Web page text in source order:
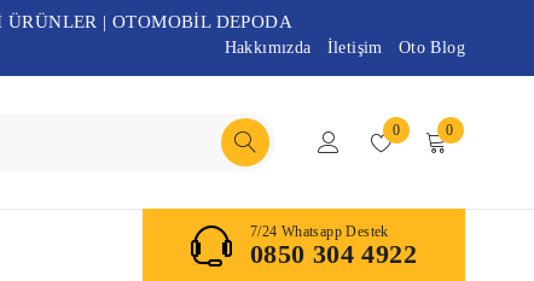
| OTOMOBİL DEPODA
Hakkımızda İletişim Oto Blog
0 0
7/24 Whatsapp Destek
0850 304 4922